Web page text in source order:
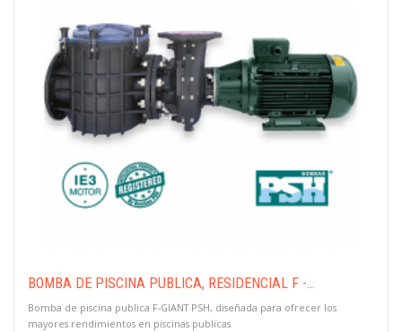
BOMBA DE PISCINA PUBLICA, RESIDENCIAL F -...
Bomba de piscina publica F-GIANT PSH, diseñada para ofrecer los
mayores rendimientos en piscinas publicas